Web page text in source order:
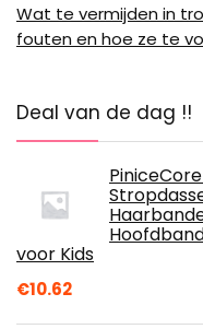
Wat te vermijden in
fouten en hoe ze te
Deal van de dag !!
voor Kids
€10.62